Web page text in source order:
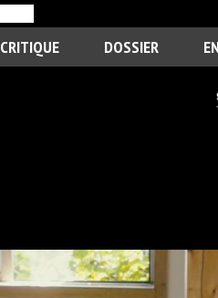
CRITIQUE DOSSIER